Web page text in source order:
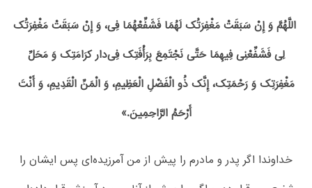
اللَّهُمَّ وَ إِنْ سَبَقَتْ مَغْفِرَتُک لَهُمَا فَشَفِّعْهُمَا فِی، وَ إِنْ سَبَقَتْ مَغْفِرَتُک
لِی فَشَفِّعْنِی فِیهِمَا حَتَّی نَجْتَمِعَ بِرَأْفَتِک فِی‌دار کرَامَتِک وَ مَحَلِّ
مَغْفِرَتِک وَ رَحْمَتِک، إِنَّک ذُو الْفَضْلِ الْعَظِیمِ، وَ الْمَنِّ الْقَدِیمِ، وَ أَنْتَ
أَرْحَمُ الرَّاحِمِینَ.»
خداوندا اگر پدر و مادرم را پیش از من آمرزیده‌ای پس ایشان را